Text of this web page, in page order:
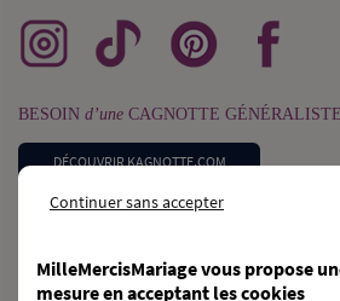
BESOIN d’une CAGNOTTE
DÉCOUVRIR KAGNOTTE.COM
INSCRIVEZ-VOUS SUR L’ANNUAIRE
Continuer sans accepter
MilleMercisMariage vous propose
mesure en acceptant les cookies